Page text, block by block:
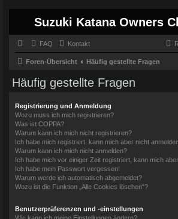
Suzuki Katana Owners
FAQ Kontakt
Foren-Übersicht Häufig gestellte Fragen
Häufig gestellte Fragen
Registrierung und Anmeldung
Wozu muss ich mich registrieren?
Was ist COPPA?
Warum kann ich mich nicht registrieren?
Ich habe mich registriert, kann mich aber nicht
Warum kann ich mich nicht anmelden?
Ich habe mich vor einiger Zeit registriert, kann mich
Ich habe mein Passwort vergessen!
Warum werde ich automatisch abgemeldet?
Wozu ist die Funktion „Alle Cookies löschen“?
Benutzerpräferenzen und -einstellungen